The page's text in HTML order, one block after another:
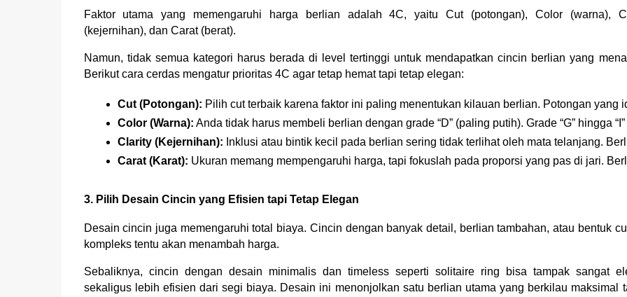
Faktor utama yang memengaruhi harga berlian adalah 4C, yaitu Cut (potongan), Color (warna),
(kejernihan), dan Carat (berat).
Namun, tidak semua kategori harus berada di level tertinggi untuk mendapatkan cincin berlian yang
Berikut cara cerdas mengatur prioritas 4C agar tetap hemat tapi tetap elegan:
Cut (Potongan): Pilih cut terbaik karena faktor ini paling menentukan kilauan berlian. Potongan
Color (Warna): Anda tidak harus membeli berlian dengan grade “D” (paling putih). Grade “G” hingga
Clarity (Kejernihan): Inklusi atau bintik kecil pada berlian sering tidak terlihat oleh mata telanjang.
Carat (Karat): Ukuran memang mempengaruhi harga, tapi fokuslah pada proporsi yang pas di jari.
3. Pilih Desain Cincin yang Efisien tapi Tetap Elegan
Desain cincin juga memengaruhi total biaya. Cincin dengan banyak detail, berlian tambahan, atau bentuk
kompleks tentu akan menambah harga.
Sebaliknya, cincin dengan desain minimalis dan timeless seperti solitaire ring bisa tampak sangat
sekaligus lebih efisien dari segi biaya. Desain ini menonjolkan satu berlian utama yang berkilau maksimal